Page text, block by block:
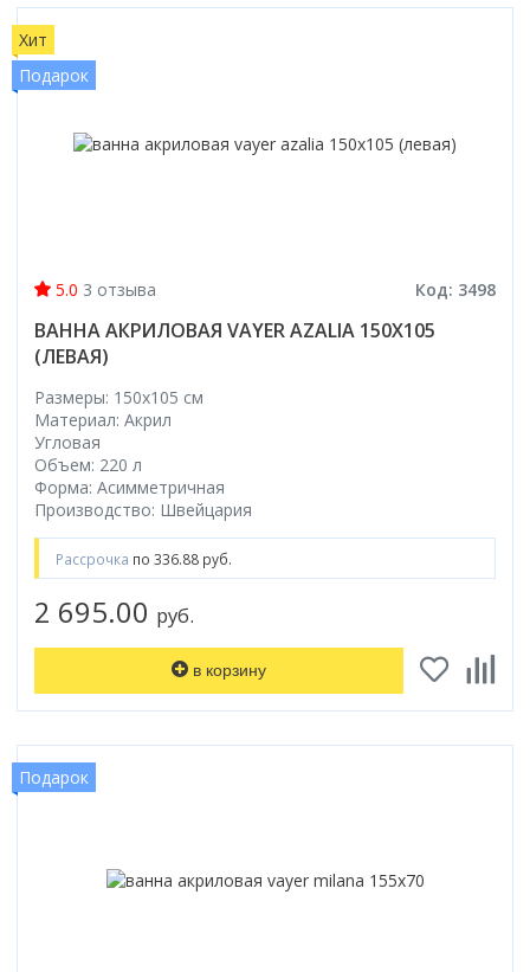
Хит
Подарок
5.0 3 отзыва Код: 3498
ВАННА АКРИЛОВАЯ VAYER AZALIA 150X105
(ЛЕВАЯ)
Размеры: 150x105 cм
Материал: Акрил
Угловая
Объем: 220 л
Форма: Асимметричная
Производство: Швейцария
Рассрочка по 336.88 руб.
2 695.00 руб.
в корзину
Подарок